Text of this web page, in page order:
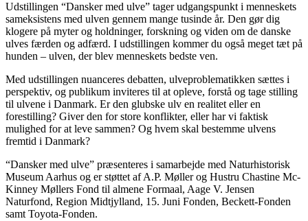
Udstillingen “Dansker med ulve” tager udgangspunkt i menneskets
sameksistens med ulven gennem mange tusinde år. Den gør dig
klogere på myter og holdninger, forskning og viden om de danske
ulves færden og adfærd. I udstillingen kommer du også meget tæt på
hunden – ulven, der blev menneskets bedste ven.
Med udstillingen nuanceres debatten, ulveproblematikken sættes i
perspektiv, og publikum inviteres til at opleve, forstå og tage stilling
til ulvene i Danmark. Er den glubske ulv en realitet eller en
forestilling? Giver den for store konflikter, eller har vi faktisk
mulighed for at leve sammen? Og hvem skal bestemme ulvens
fremtid i Danmark?
“Dansker med ulve” præsenteres i samarbejde med Naturhistorisk
Museum Aarhus og er støttet af A.P. Møller og Hustru Chastine Mc-
Kinney Møllers Fond til almene Formaal, Aage V. Jensen
Naturfond, Region Midtjylland, 15. Juni Fonden, Beckett-Fonden
samt Toyota-Fonden.